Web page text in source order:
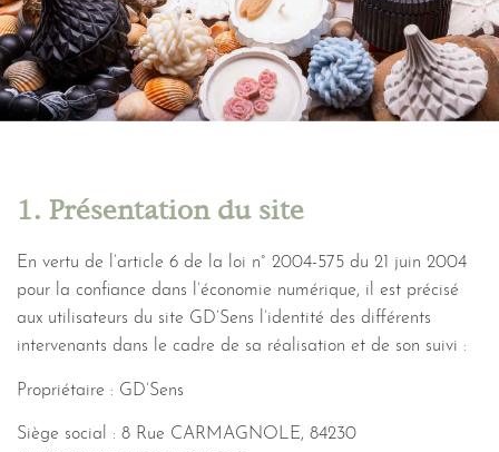
1. Présentation du site
En vertu de l’article 6 de la loi n° 2004-575 du 21 juin 2004
pour la confiance dans l’économie numérique, il est précisé
aux utilisateurs du site GD’Sens l’identité des différents
intervenants dans le cadre de sa réalisation et de son suivi :
Propriétaire : GD’Sens
Siège social : 8 Rue CARMAGNOLE, 84230